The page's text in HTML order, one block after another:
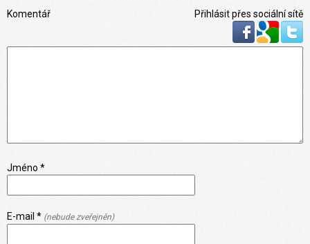
Přihlásit přes sociální sítě
Komentář
Jméno *
E-mail * (nebude zveřejněn)